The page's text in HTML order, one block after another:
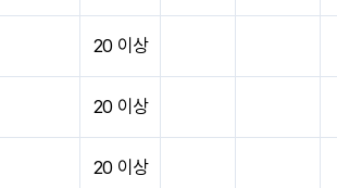
20 이상
20 이상
20 이상